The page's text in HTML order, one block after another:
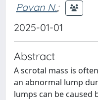
Pavan N.;
2025-01-01
Abstract
A scrotal mass is
an abnormal lump
lumps can be caused